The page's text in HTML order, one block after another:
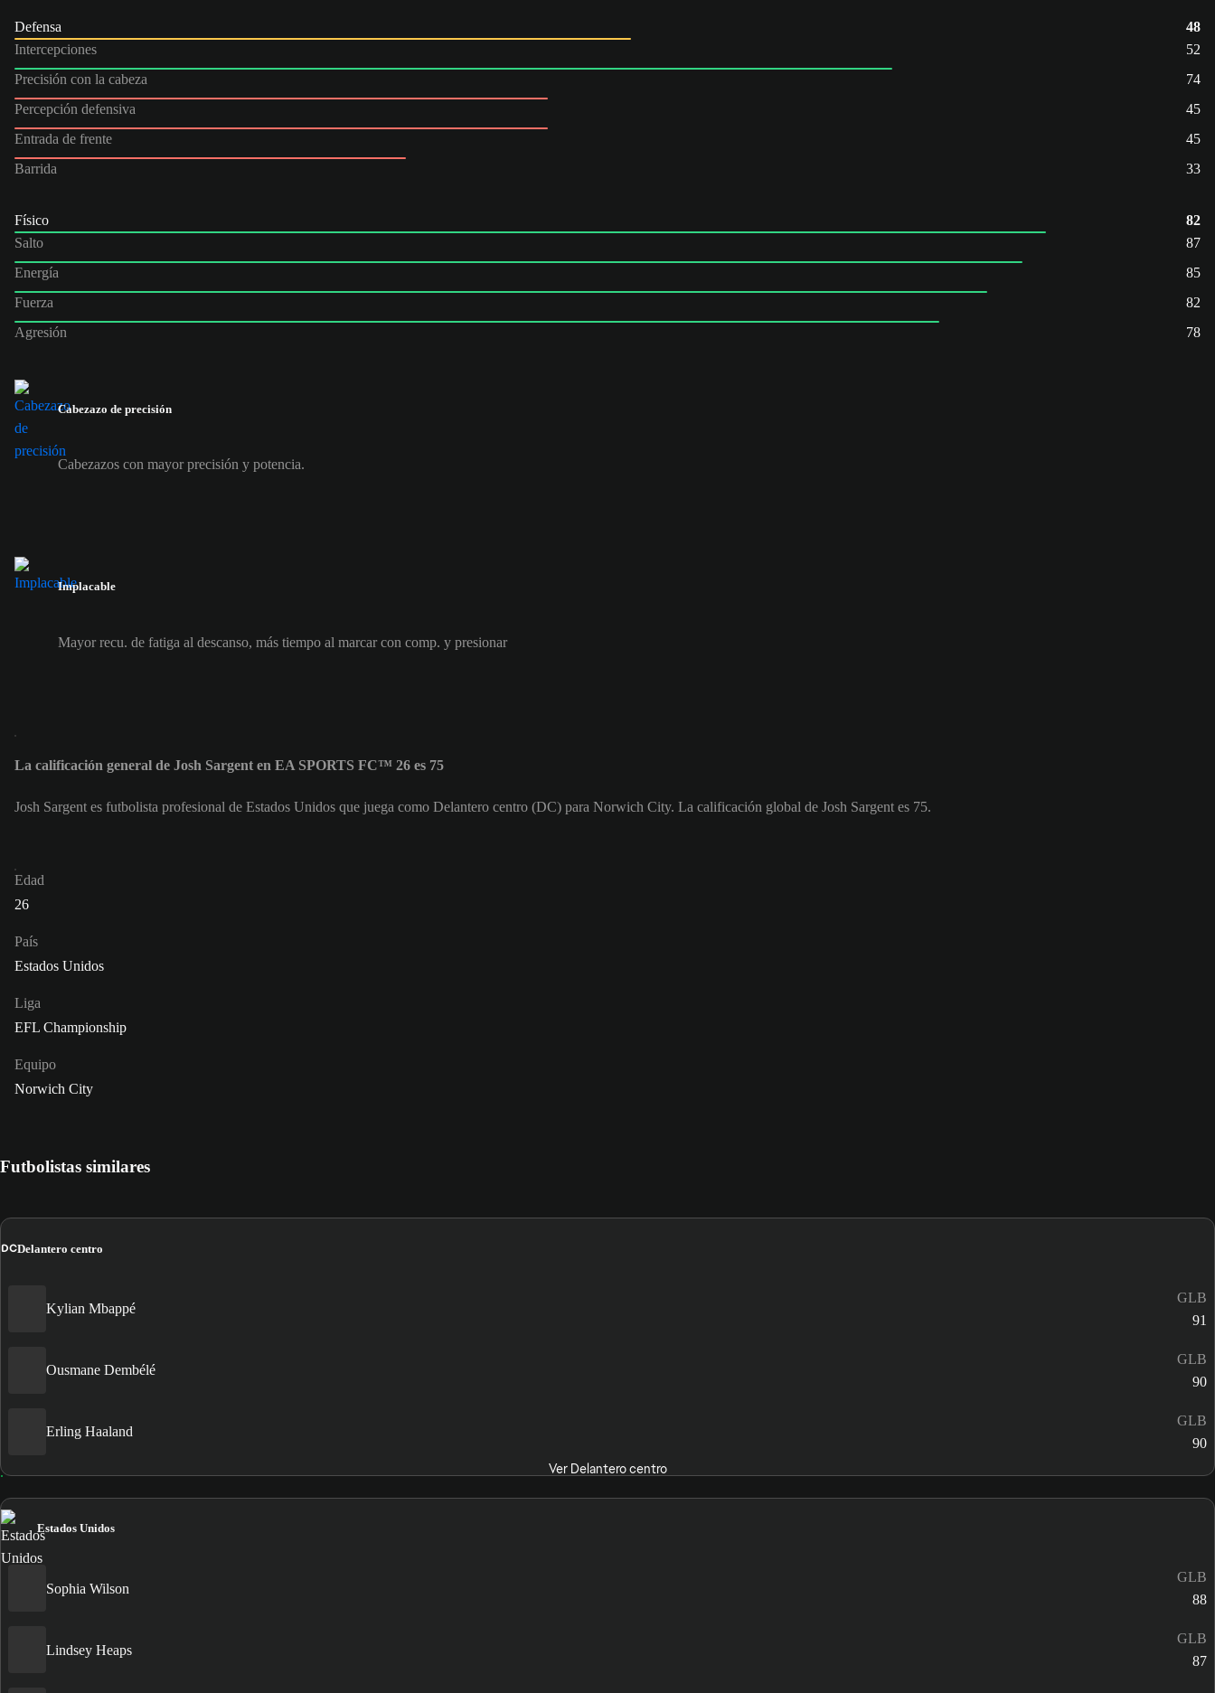
Defensa
48
Intercepciones
52
Precisión con la cabeza
74
Percepción defensiva
45
Entrada de frente
45
Barrida
33
Físico
82
Salto
87
Energía
85
Fuerza
82
Agresión
78
Cabezazo de precisión
Cabezazos con mayor precisión y potencia.
Implacable
Mayor recu. de fatiga al descanso, más tiempo al marcar con comp. y presionar
La calificación general de Josh Sargent en EA SPORTS FC™ 26 es 75
Josh Sargent es futbolista profesional de Estados Unidos que juega como Delantero centro (DC) para Norwich City. La calificación global de Josh Sargent es 75.
Edad
26
País
Estados Unidos
Liga
EFL Championship
Equipo
Norwich City
Futbolistas similares
DCDelantero centro
Kylian Mbappé
GLB
91
Ousmane Dembélé
GLB
90
Erling Haaland
GLB
90
Ver Delantero centro
Estados Unidos
Sophia Wilson
GLB
88
Lindsey Heaps
GLB
87